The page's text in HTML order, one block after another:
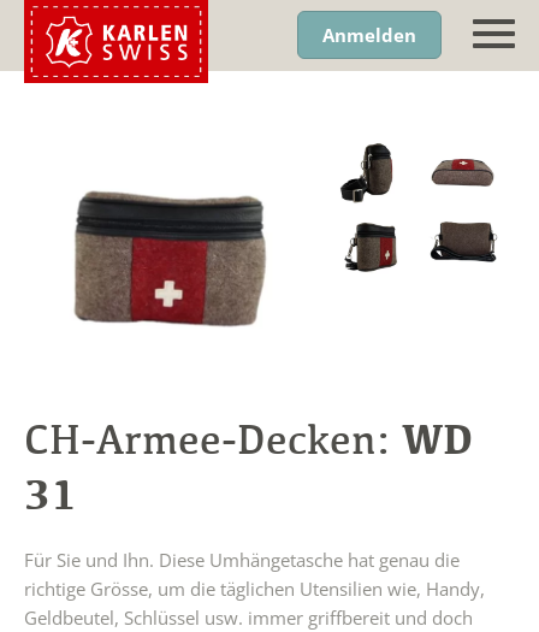
Anmelden
CH-Armee-Decken: WD
31
Für Sie und Ihn. Diese Umhängetasche hat genau die
richtige Grösse, um die täglichen Utensilien wie, Handy,
Geldbeutel, Schlüssel usw. immer griffbereit und doch